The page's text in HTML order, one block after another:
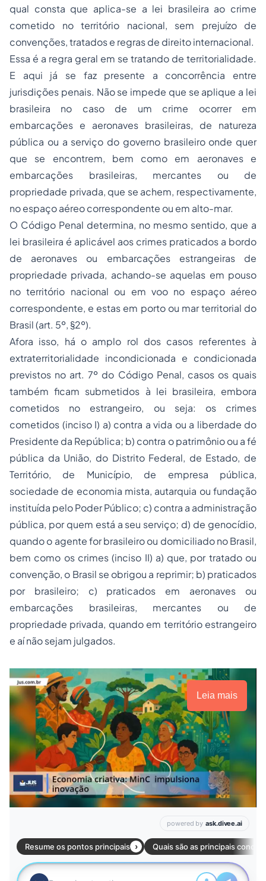
qual consta que aplica-se a lei brasileira ao crime
cometido no território nacional, sem prejuízo de
convenções, tratados e regras de direito internacional.
Essa é a regra geral em se tratando de territorialidade.
E aqui já se faz presente a concorrência entre
jurisdições penais. Não se impede que se aplique a lei
brasileira no caso de um crime ocorrer em
embarcações e aeronaves brasileiras, de natureza
pública ou a serviço do governo brasileiro onde quer
que se encontrem, bem como em aeronaves e
embarcações brasileiras, mercantes ou de
propriedade privada, que se achem, respectivamente,
no espaço aéreo correspondente ou em alto-mar.
O Código Penal determina, no mesmo sentido, que a
lei brasileira é aplicável aos crimes praticados a bordo
de aeronaves ou embarcações estrangeiras de
propriedade privada, achando-se aquelas em pouso
no território nacional ou em voo no espaço aéreo
correspondente, e estas em porto ou mar territorial do
Brasil (art. 5º, §2º).
Afora isso, há o amplo rol dos casos referentes à
extraterritorialidade incondicionada e condicionada
previstos no art. 7º do Código Penal, casos os quais
também ficam submetidos à lei brasileira, embora
cometidos no estrangeiro, ou seja: os crimes
cometidos (inciso I) a) contra a vida ou a liberdade do
Presidente da República; b) contra o patrimônio ou a fé
pública da União, do Distrito Federal, de Estado, de
Território, de Município, de empresa pública,
sociedade de economia mista, autarquia ou fundação
instituída pelo Poder Público; c) contra a administração
pública, por quem está a seu serviço; d) de genocídio,
quando o agente for brasileiro ou domiciliado no Brasil,
bem como os crimes (inciso II) a) que, por tratado ou
convenção, o Brasil se obrigou a reprimir; b) praticados
por brasileiro; c) praticados em aeronaves ou
embarcações brasileiras, mercantes ou de
propriedade privada, quando em território estrangeiro
e aí não sejam julgados.
Leia mais